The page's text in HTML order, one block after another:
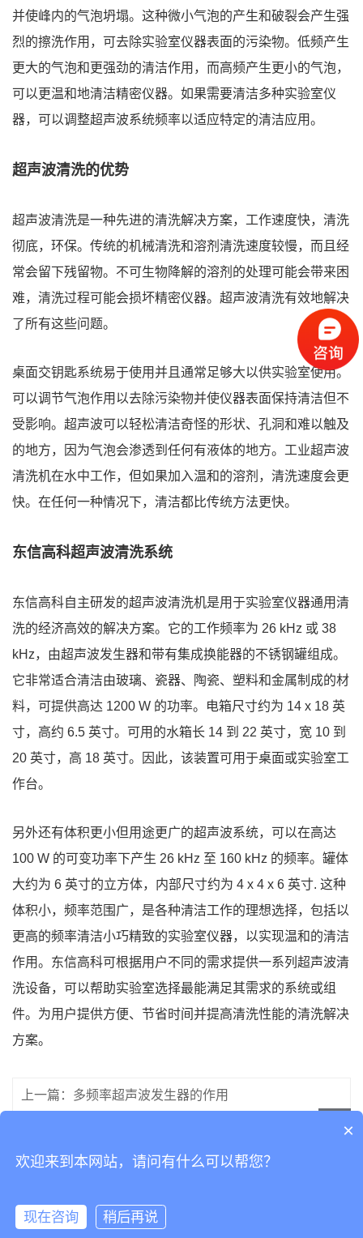
并使峰内的气泡坍塌。这种微小气泡的产生和破裂会产生强
烈的擦洗作用，可去除实验室仪器表面的污染物。低频产生
更大的气泡和更强劲的清洁作用，而高频产生更小的气泡，
可以更温和地清洁精密仪器。如果需要清洁多种实验室仪
器，可以调整超声波系统频率以适应特定的清洁应用。
超声波清洗的优势
超声波清洗是一种先进的清洗解决方案，工作速度快，清洗
彻底，环保。传统的机械清洗和溶剂清洗速度较慢，而且经
常会留下残留物。不可生物降解的溶剂的处理可能会带来困
难，清洗过程可能会损坏精密仪器。超声波清洗有效地解决
了所有这些问题。
桌面交钥匙系统易于使用并且通常足够大以供实验室使用。
可以调节气泡作用以去除污染物并使仪器表面保持清洁但不
受影响。超声波可以轻松清洁奇怪的形状、孔洞和难以触及
的地方，因为气泡会渗透到任何有液体的地方。工业超声波
清洗机在水中工作，但如果加入温和的溶剂，清洗速度会更
快。在任何一种情况下，清洁都比传统方法更快。
东信高科超声波清洗系统
东信高科自主研发的超声波清洗机是用于实验室仪器通用清
洗的经济高效的解决方案。它的工作频率为 26 kHz 或 38
kHz，由超声波发生器和带有集成换能器的不锈钢罐组成。
它非常适合清洁由玻璃、瓷器、陶瓷、塑料和金属制成的材
料，可提供高达 1200 W 的功率。
电箱尺寸约为 14 x 18 英
寸，高约 6.5 英寸。可用的水箱长 14 到 22 英寸，宽 10 到
20 英寸，高 18 英寸。因此，该装置可用于桌面或实验室工
作台。
另外还有体积更小但用途更广的超声波系统，可以在高达
100 W 的可变功率下产生 26 kHz 至 160 kHz 的频率。罐体
大约为 6 英寸的立方体，内部尺寸约为 4 x 4 x 6 英寸. 这种
体积小，频率范围广，是各种清洁工作的理想选择，包括以
更高的频率清洁小巧精致的实验室仪器，以实现温和的清洁
作用。 东信高科可根据用户不同的需求提供一系列超声波清
洗设备，可以帮助实验室选择最能满足其需求的系统或组
件。为用户提供方便、节省时间并提高清洗性能的清洗解决
方案。
上一篇：多频率超声波发生器的作用
×
欢迎来到本网站，请问有什么可以帮您？
现在咨询 稍后再说